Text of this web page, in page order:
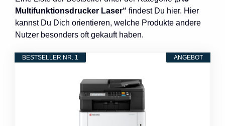
Multifunktionsdrucker Laser“ findest Du hier. Hier
kannst Du Dich orientieren, welche Produkte andere
Nutzer besonders oft gekauft haben.
ANGEBOT
BESTSELLER NR. 1